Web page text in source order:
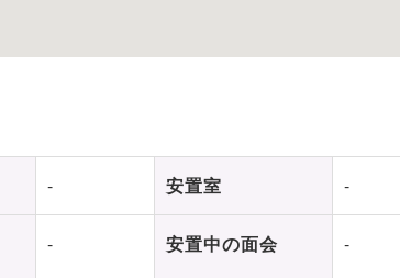
- 安置室 -
- 安置中の面会 -